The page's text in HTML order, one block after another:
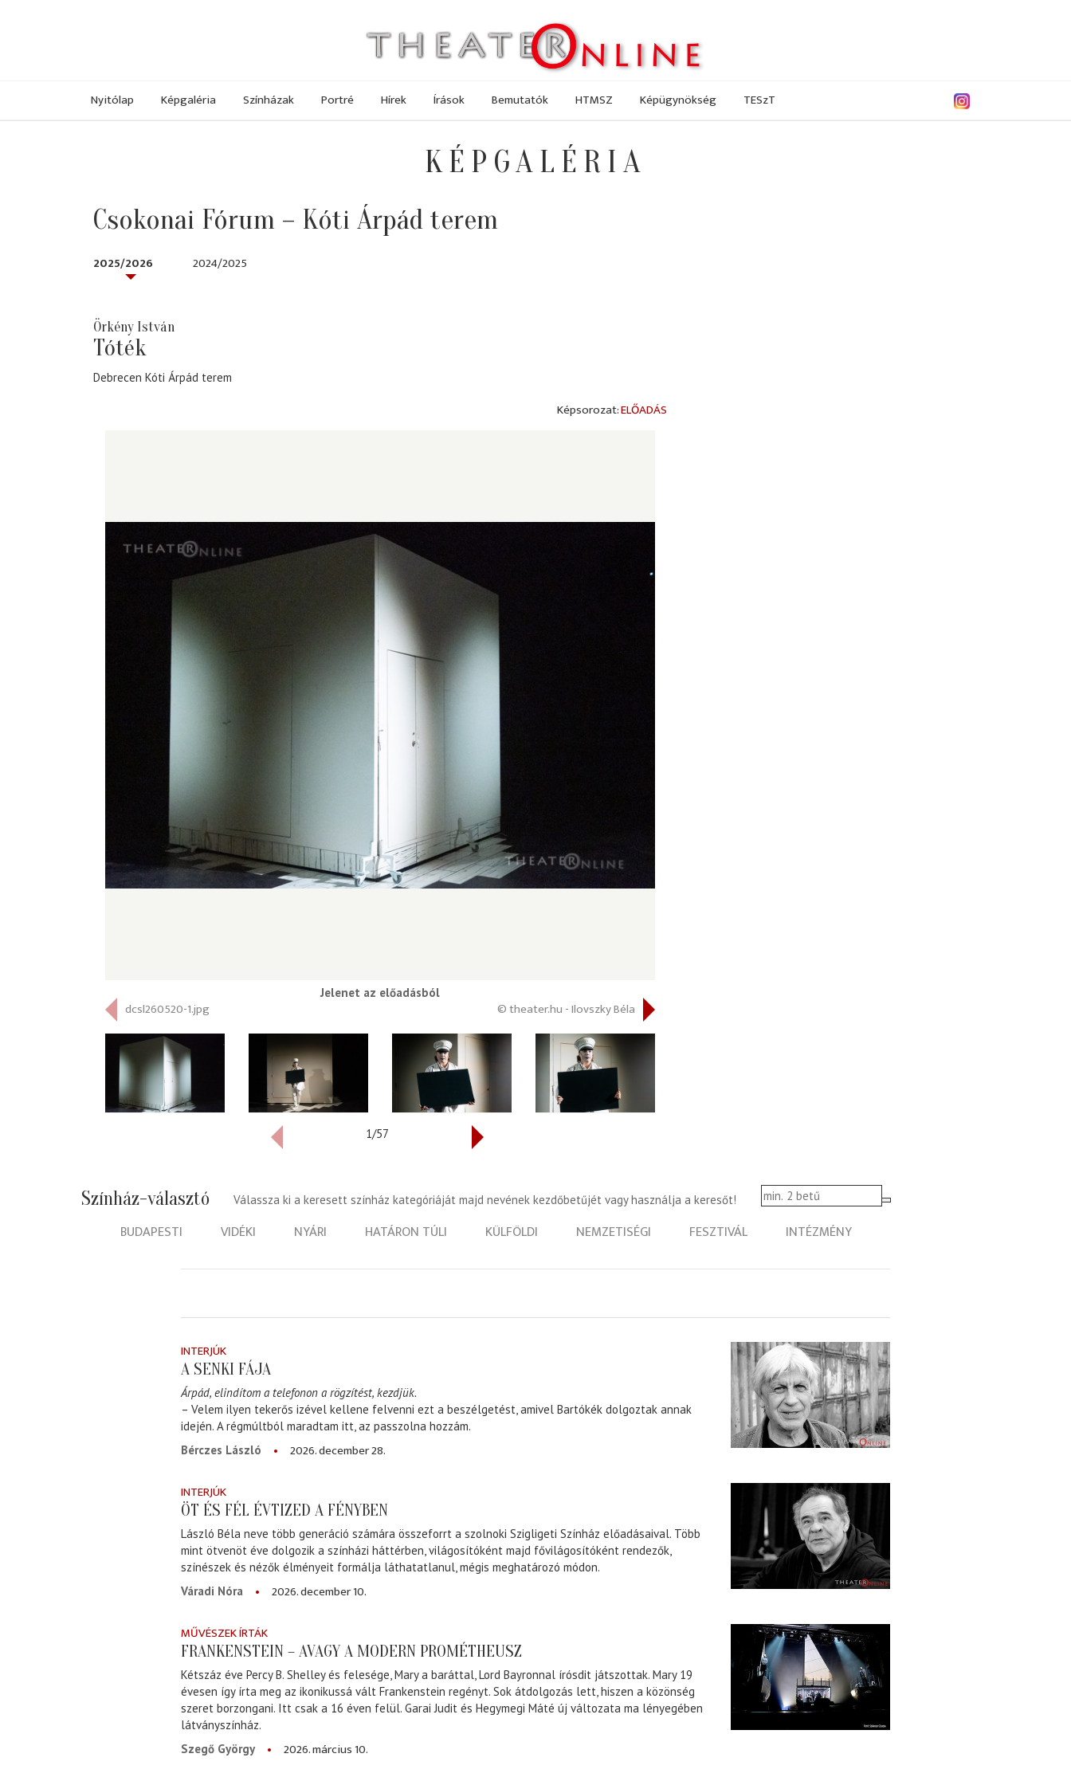
Nyitólap Képgaléria Színházak Portré Hírek Írások Bemutatók HTMSZ Képügynökség TESzT
KÉPGALÉRIA
Csokonai Fórum – Kóti Árpád terem
2025/2026 2024/2025
Örkény István
Tóték
Debrecen Kóti Árpád terem
ELŐADÁS
Jelenet az előadásból
© theater.hu - Ilovszky Béla
dcsl260520-1.jpg
1/57
Színház-választó Válassza ki a keresett színház kategóriáját majd nevének kezdőbetűjét vagy használja a keresőt!
BUDAPESTI VIDÉKI NYÁRI HATÁRON TÚLI KÜLFÖLDI NEMZETISÉGI FESZTIVÁL INTÉZMÉNY
INTERJÚK
A SENKI FÁJA
Árpád, elindítom a telefonon a rögzítést, kezdjük.
– Velem ilyen tekerős izével kellene felvenni ezt a beszélgetést, amivel Bartókék dolgoztak annak
idején. A régmúltból maradtam itt, az passzolna hozzám.
Bérczes László
2026. december 28.
INTERJÚK
ÖT ÉS FÉL ÉVTIZED A FÉNYBEN
László Béla neve több generáció számára összeforrt a szolnoki Szigligeti Színház előadásaival. Több
mint ötvenöt éve dolgozik a színházi háttérben, világosítóként majd fővilágosítóként rendezők,
színészek és nézők élményeit formálja láthatatlanul, mégis meghatározó módon.
Váradi Nóra
2026. december 10.
MŰVÉSZEK ÍRTÁK
FRANKENSTEIN – AVAGY A MODERN PROMÉTHEUSZ
Kétszáz éve Percy B. Shelley és felesége, Mary a baráttal, Lord Bayronnal írósdit játszottak. Mary 19
évesen így írta meg az ikonikussá vált Frankenstein regényt. Sok átdolgozás lett, hiszen a közönség
szeret borzongani. Itt csak a 16 éven felül. Garai Judit és Hegymegi Máté új változata ma lényegében
látványszínház.
Szegő György
2026. március 10.